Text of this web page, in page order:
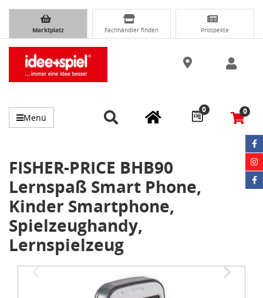
Marktplatz Fachhändler finden Prospekte
Menü
0 0
FISHER-PRICE BHB90
Lernspaß Smart Phone,
Kinder Smartphone,
Spielzeughandy,
Lernspielzeug